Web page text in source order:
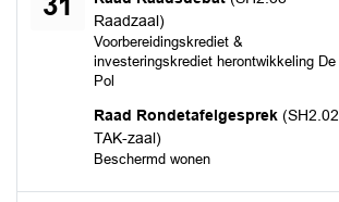
Raadzaal)
Voorbereidingskrediet &
investeringskrediet herontwikkeling De
Pol
Raad Rondetafelgesprek (SH2.02
TAK-zaal)
Beschermd wonen
maandag 31 augustus 2026